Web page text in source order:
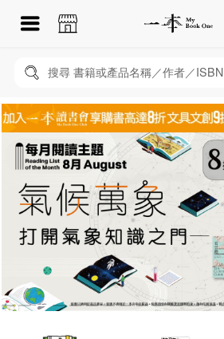
搜尋 書籍或產品名稱／作者／ISBN